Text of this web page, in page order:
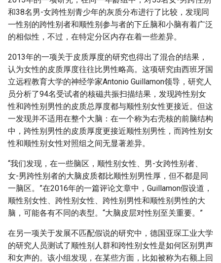
和38名男-女跨性别青少年的灰质分布进行了比较，发现同
一性别的跨性别者和顺性别参与者的下丘脑和小脑有着广泛
的相似性，不过，在特定分区内存在着一些差异。
2013年的一项关于皮质厚度的研究也得出了混合的结果，
认为女性的皮质厚度往往比男性略高。这项研究由西班牙国
立远程教育大学的神经学家Antonio Guillamon领导，研究人
员分析了94名受试者的核磁共振扫描结果，发现跨性别女
性和跨性别男性的皮质总厚度都与顺性别女性更接近。但这
一发现并不适用在整个大脑：在一个称为右壳核的前脑结构
中，跨性别男性的皮质厚度更接近顺性别男性，而跨性别女
性和顺性别女性对照组之间无显著差异。
“我们发现，在一些脑区，顺性别女性、男-女跨性别者、
女-男跨性别者的大脑皮质都比顺性别男性厚，但不都是同
一脑区。”在2016年的一篇评论文章中，Guillamon假设道，
顺性别女性、跨性别女性、跨性别男性和顺性别男性的大
脑，可能各有不同的表型。“大脑皮层对性别至关重要。”
在另一项关于发展不匹配假说的研究中，德国亚琛工业大学
的研究人员测试了顺性别人群和跨性别女性是如何区别男声
和女声的。该小组发现，在某些方面，比如被称为右额上回